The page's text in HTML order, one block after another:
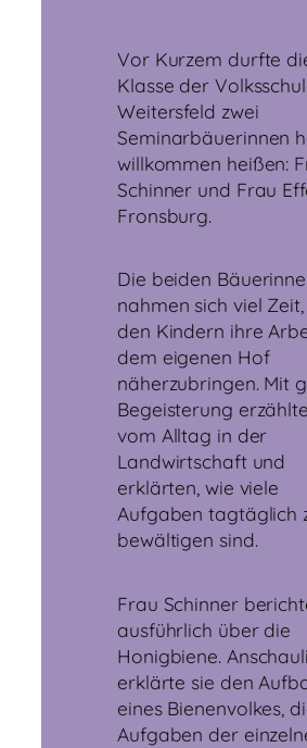
Vor Kurzem durfte
Klasse der
Weitersfeld zwei
Seminarbäuerinnen
willkommen heißen:
Schinner und Frau
Fronsburg.
Die beiden
nahmen sich viel
den Kindern ihre
dem eigenen Hof
näherzubringen. Mit
Begeisterung
vom Alltag in der
Landwirtschaft und
erklärten, wie viele
Aufgaben tagtäglich
bewältigen sind.
Frau Schinner
ausführlich über die
Honigbiene.
erklärte sie den
eines Bienenvolkes,
Aufgaben der